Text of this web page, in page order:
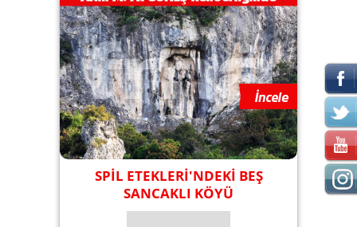
SPİL ETEKLERİ'NDEKİ BEŞ
SANCAKLI KÖYÜ